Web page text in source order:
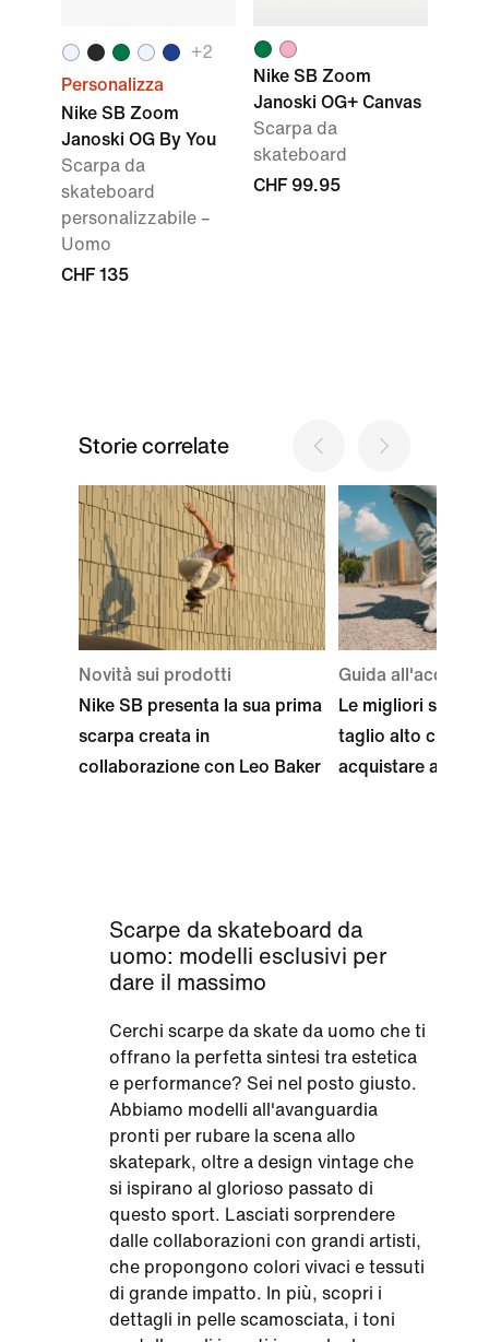
+2
Personalizza
Nike SB Zoom
Janoski OG By You
Scarpa da
skateboard
personalizzabile –
Uomo
CHF 135
Nike SB Zoom
Janoski OG+ Canvas
Scarpa da
skateboard
CHF 99.95
Storie correlate
Novità sui prodotti
Nike SB presenta la sua prima
scarpa creata in
collaborazione con Leo Baker
Guida all'acquisto
Le migliori
taglio alto che
acquistare adesso
Scarpe da skateboard da
uomo: modelli esclusivi per
dare il massimo
Cerchi scarpe da skate da uomo che ti
offrano la perfetta sintesi tra estetica
e performance? Sei nel posto giusto.
Abbiamo modelli all'avanguardia
pronti per rubare la scena allo
skatepark, oltre a design vintage che
si ispirano al glorioso passato di
questo sport. Lasciati sorprendere
dalle collaborazioni con grandi artisti,
che propongono colori vivaci e tessuti
di grande impatto. In più, scopri i
dettagli in pelle scamosciata, i toni